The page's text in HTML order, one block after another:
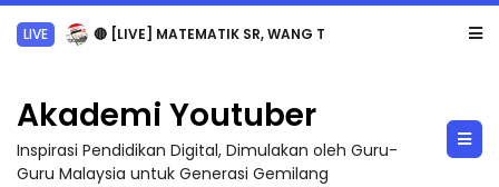
Sejarah Tingkatan 4
Akademi Youtuber
Inspirasi Pendidikan Digital, Dimulakan oleh Guru-
Guru Malaysia untuk Generasi Gemilang